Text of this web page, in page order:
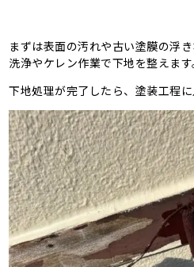
まずは表面の汚れや古い塗膜の浮
洗浄やケレン作業で下地を整えます
下地処理が完了したら、塗装工程に